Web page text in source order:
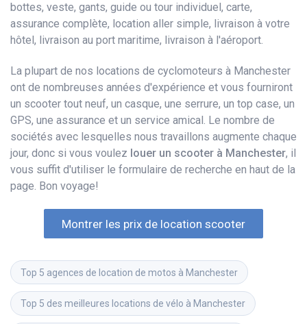
bottes, veste, gants, guide ou tour individuel, carte,
assurance complète, location aller simple, livraison à votre
hôtel, livraison au port maritime, livraison à l'aéroport.
La plupart de nos locations de cyclomoteurs à Manchester
ont de nombreuses années d'expérience et vous fourniront
un scooter tout neuf, un casque, une serrure, un top case, un
GPS, une assurance et un service amical. Le nombre de
sociétés avec lesquelles nous travaillons augmente chaque
jour, donc si vous voulez louer un scooter à Manchester, il
vous suffit d'utiliser le formulaire de recherche en haut de la
page. Bon voyage!
Montrer les prix de location scooter
Top 5 agences de location de motos à Manchester
Top 5 des meilleures locations de vélo à Manchester